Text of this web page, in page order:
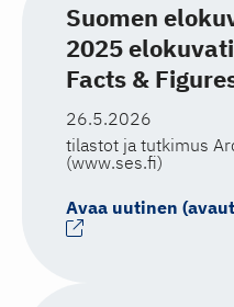
Suomen
2025
Facts &
26.5.2026
tilastot ja tutkimus
(www.ses.fi)
Avaa uutinen